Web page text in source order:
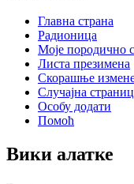
Главна страна
Радионица
Моје породично
Листа презимена
Скорашње
Случајна
Особу додати
Помоћ
Вики алатке